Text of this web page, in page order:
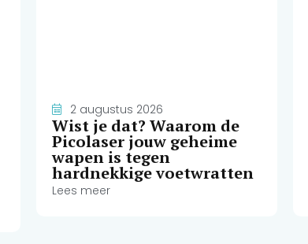
2 augustus 2026
Wist je dat? Waarom de
Picolaser jouw geheime
wapen is tegen
hardnekkige voetwratten
Lees meer